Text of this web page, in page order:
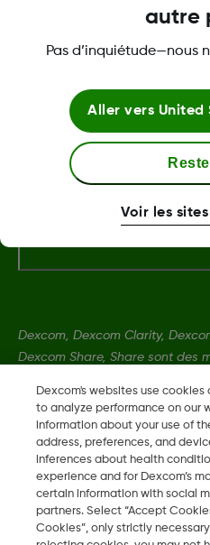
Termes et politiques
Dexcom, Dexcom Clarity,
Dexcom Share, Share sont des
d'autres pays.
MAT-12120
2026 Dexcom, Inc. Tous droits
autre
Pas d’inquiétude—nous
Aller vers United
Voir les
Dexcom's websites use
to analyze performance on our
information about your use of
address, preferences, and
inferences about health
experience and for Dexcom’s
certain information with social
partners. Select “Accept
Cookies”, only strictly